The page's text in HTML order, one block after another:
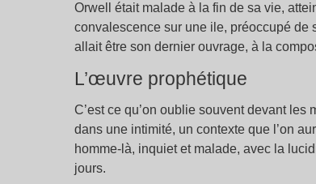
Orwell était malade à la fin de sa vie,
convalescence sur une ile, préoccupé de
allait être son dernier ouvrage, à la
L’œuvre prophétique
C’est ce qu’on oublie souvent devant
dans une intimité, un contexte que l’on
homme-là, inquiet et malade, avec la
jours.